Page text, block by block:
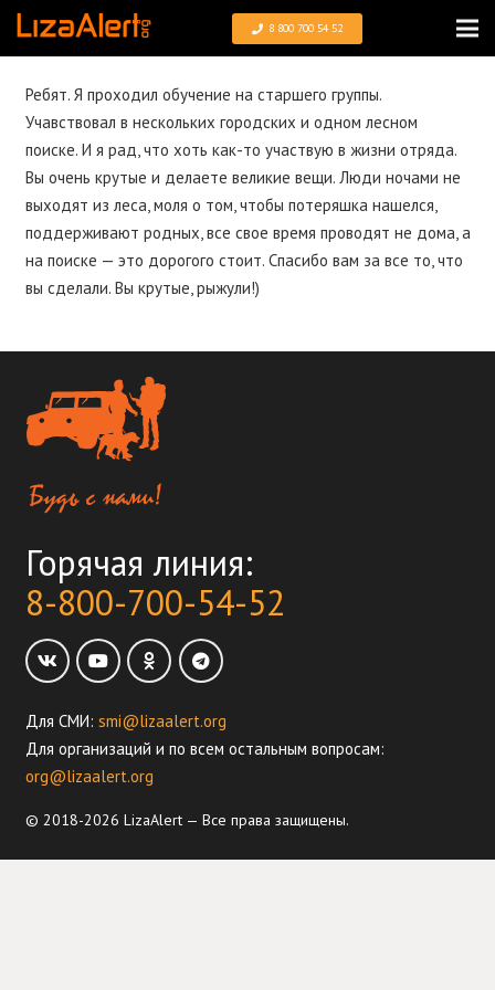
8 800 700 54 52
Ребят. Я проходил обучение на старшего группы.
Учавствовал в нескольких городских и одном лесном
поиске. И я рад, что хоть как-то участвую в жизни отряда.
Вы очень крутые и делаете великие вещи. Люди ночами не
выходят из леса, моля о том, чтобы потеряшка нашелся,
поддерживают родных, все свое время проводят не дома, а
на поиске — это дорогого стоит. Спасибо вам за все то, что
вы сделали. Вы крутые, рыжули!)
Горячая линия:
8-800-700-54-52
Для СМИ: smi@lizaalert.org
Для организаций и по всем остальным вопросам:
org@lizaalert.org
© 2018-2026 LizaAlert — Все права защищены.